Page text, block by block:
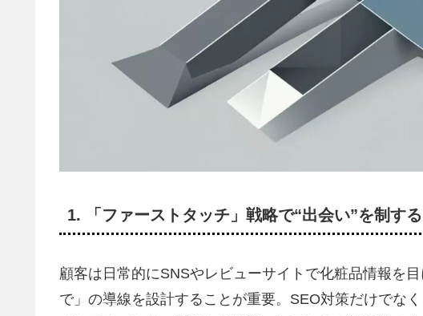
1. 「ファーストタッチ」戦略で“出会い”を制する
顧客は日常的にSNSやレビューサイトで化粧品情報を
で」の導線を設計することが重要。SEO対策だけでなく